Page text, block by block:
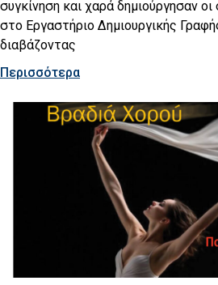
συγκίνηση και χαρά δημιούργησαν
στο Εργαστήριο Δημιουργικής
διαβάζοντας
Περισσότερα